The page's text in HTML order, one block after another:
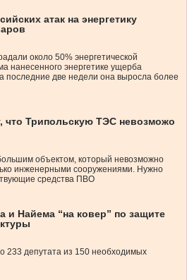
атак на энергетику
около 50% энергетической
нанесенного энергетике ущерба
последние две недели она выросла более
что Трипольскую ТЭС невозможо
объектом, который невозможно
инженерными сооружениями. Нужно
средства ПВО
и Найема “на ковер” по защите
233 депутата из 150 необходимых